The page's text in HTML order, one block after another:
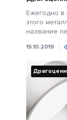
Ежегодно в
этого
название
15.10.2019